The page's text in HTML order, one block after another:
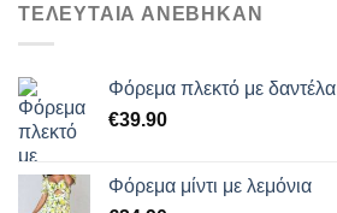
ΤΕΛΕΥΤΑΙΑ ΑΝΕΒΗΚΑΝ
Φόρεμα πλεκτό με δαντέλα
€39.90
Φόρεμα μίντι με λεμόνια